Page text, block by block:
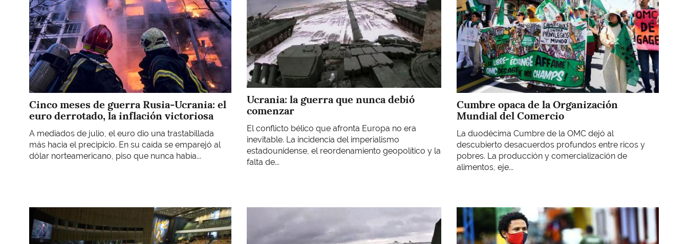
Cinco meses de guerra Rusia-Ucrania: el
euro derrotado, la inflación victoriosa
A mediados de julio, el euro dio una trastabillada
más hacia el precipicio. En su caída se emparejó al
dólar norteamericano, piso que nunca había...
Ucrania: la guerra que nunca debió
comenzar
El conflicto bélico que afronta Europa no era
inevitable. La incidencia del imperialismo
estadounidense, el reordenamiento geopolítico y la
falta de...
Cumbre opaca de la Organización
Mundial del Comercio
La duodécima Cumbre de la OMC dejó al
descubierto desacuerdos profundos entre ricos y
pobres. La producción y comercialización de
alimentos, eje...
Imagen Imagen